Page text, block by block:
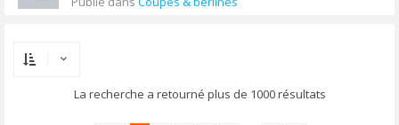
La recherche a retourné plus de 1000 résultats